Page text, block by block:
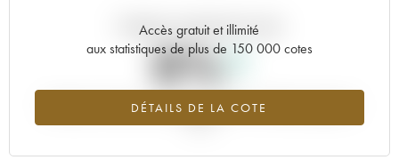
Accès gratuit et illimité
aux statistiques de plus de 150 000 cotes
DÉTAILS DE LA COTE
Tendance actuelle de la cote
0%
Tendance à la hausse du millésime 2001 en 2026 par rapport à